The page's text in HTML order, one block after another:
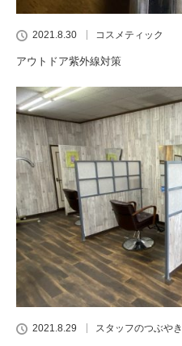
2021.8.30 コスメティック
アウトドア紫外線対策
2021.8.29 スタッフのつぶやき